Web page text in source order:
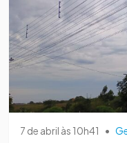
7 de abril às 10h41 •